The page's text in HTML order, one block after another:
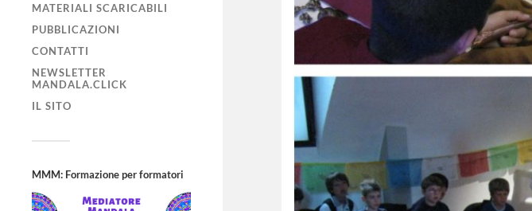
MATERIALI SCARICABILI
PUBBLICAZIONI
CONTATTI
NEWSLETTER
MANDALA.CLICK
IL SITO
MMM: Formazione per formatori